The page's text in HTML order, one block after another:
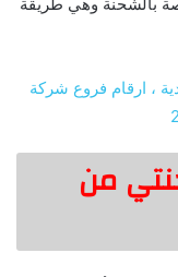
، ارقام فروع شركة
من